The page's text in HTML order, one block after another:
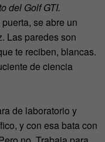
del Golf GTI.
se abre un
Las paredes son
te reciben, blancas.
de ciencia
de laboratorio y
y con esa bata con